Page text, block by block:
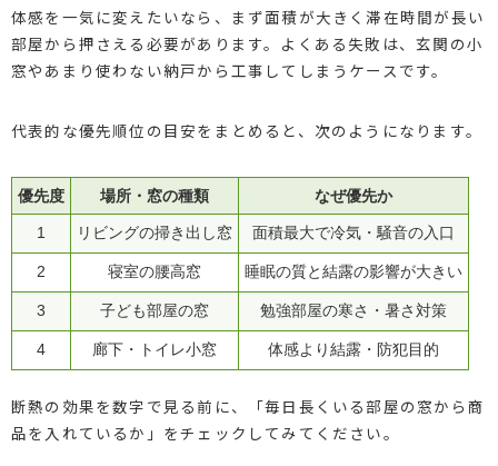
体感を一気に変えたいなら、まず面積が大きく滞在時間が長い
部屋から押さえる必要があります。よくある失敗は、玄関の小
窓やあまり使わない納戸から工事してしまうケースです。
代表的な優先順位の目安をまとめると、次のようになります。
優先度 場所・窓の種類 なぜ優先か
1 リビングの掃き出し窓 面積最大で冷気・騒音の入口
2 寝室の腰高窓 睡眠の質と結露の影響が大きい
3 子ども部屋の窓 勉強部屋の寒さ・暑さ対策
4 廊下・トイレ小窓 体感より結露・防犯目的
断熱の効果を数字で見る前に、「毎日長くいる部屋の窓から商
品を入れているか」をチェックしてみてください。